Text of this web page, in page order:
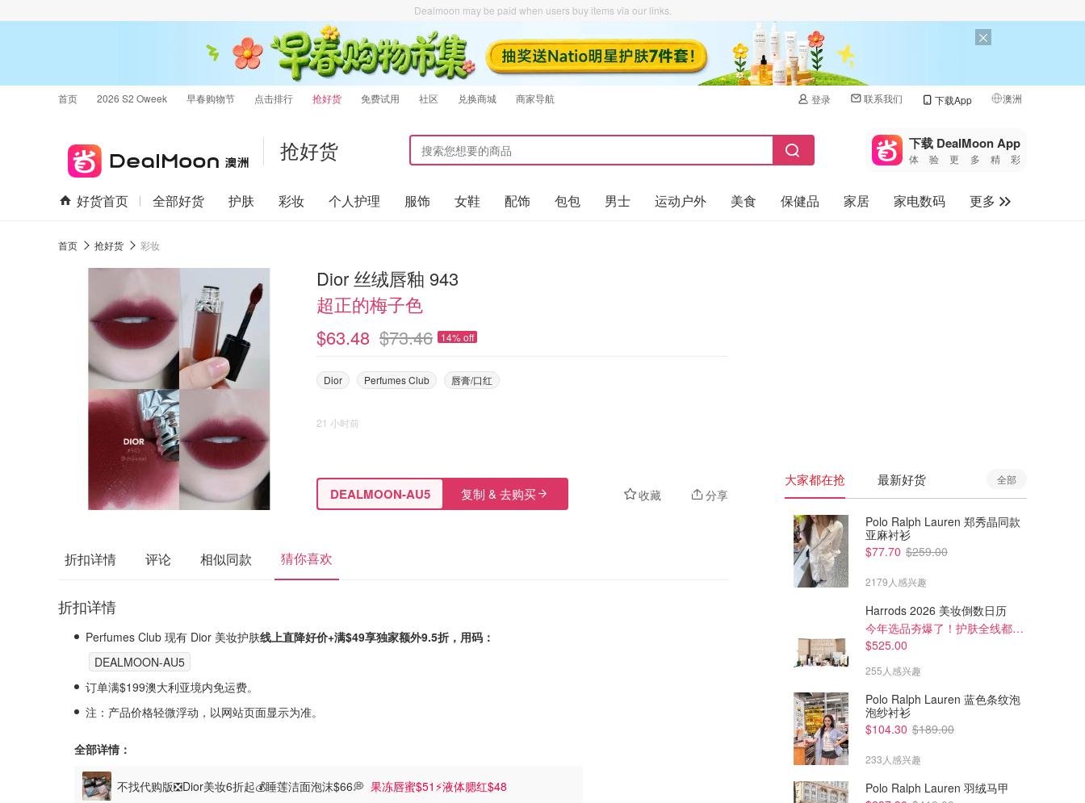
Dealmoon may be paid when users buy items via our links.
首页 2026 S2 Oweek 早春购物节 点击排行 抢好货 免费试用 社区 兑换商城 商家导航 登录 联系我们 下载App 澳洲
🇺🇸
🇨🇳 中国
🇨🇦加拿大
抢好货 下载 DealMoon App
体验更多精彩
好货首页 全部好货 护肤 彩妆 个人护理 服饰 女鞋 配饰 包包 男士 运动户外 美食 保健品 家居 家电数码
更多
首页 抢好货 彩妆
Dior 丝绒唇釉 943
超正的梅子色
$63.48 $73.46 14% off
Dior Perfumes Club 唇膏/口红
21 小时前
收藏 分享
DEALMOON-AU5 复制 & 去购买
折扣详情 评论 相似同款 猜你喜欢
折扣详情
Perfumes Club 现有 Dior 美妆护肤线上直降好价+满$49享独家额外9.5折 ，用码：
DEALMOON-AU5
订单满$199澳大利亚境内免运费。
注 ：产品价格轻微浮动，以网站页面显示为准。
全部详情：
不找代购版❎Dior美妆6折起💰睡莲洁面泡沫$66💭 果冻唇蜜$51⚡液体腮红$48
大家都在抢 最新好货 全部
Polo Ralph Lauren 郑秀晶同款
亚麻衬衫
$77.70 $259.00
2179人感兴趣
Harrods 2026 美妆倒数日历
今年选品夯爆了！护肤全线都很绝
$525.00
255人感兴趣
Polo Ralph Lauren 蓝色条纹泡
泡纱衬衫
$104.30 $189.00
233人感兴趣
Polo Ralph Lauren 羽绒马甲